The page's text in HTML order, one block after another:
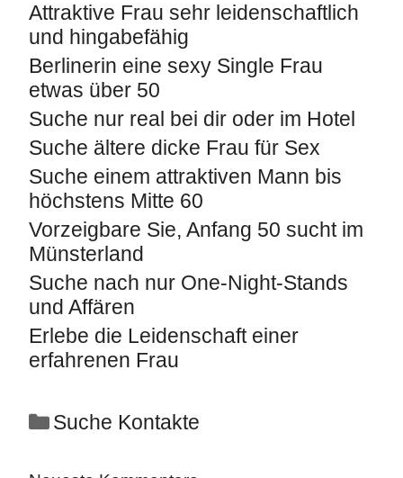
Attraktive Frau sehr leidenschaftlich
und hingabefähig
Berlinerin eine sexy Single Frau
etwas über 50
Suche nur real bei dir oder im Hotel
Suche ältere dicke Frau für Sex
Suche einem attraktiven Mann bis
höchstens Mitte 60
Vorzeigbare Sie, Anfang 50 sucht im
Münsterland
Suche nach nur One-Night-Stands
und Affären
Erlebe die Leidenschaft einer
erfahrenen Frau
Suche Kontakte